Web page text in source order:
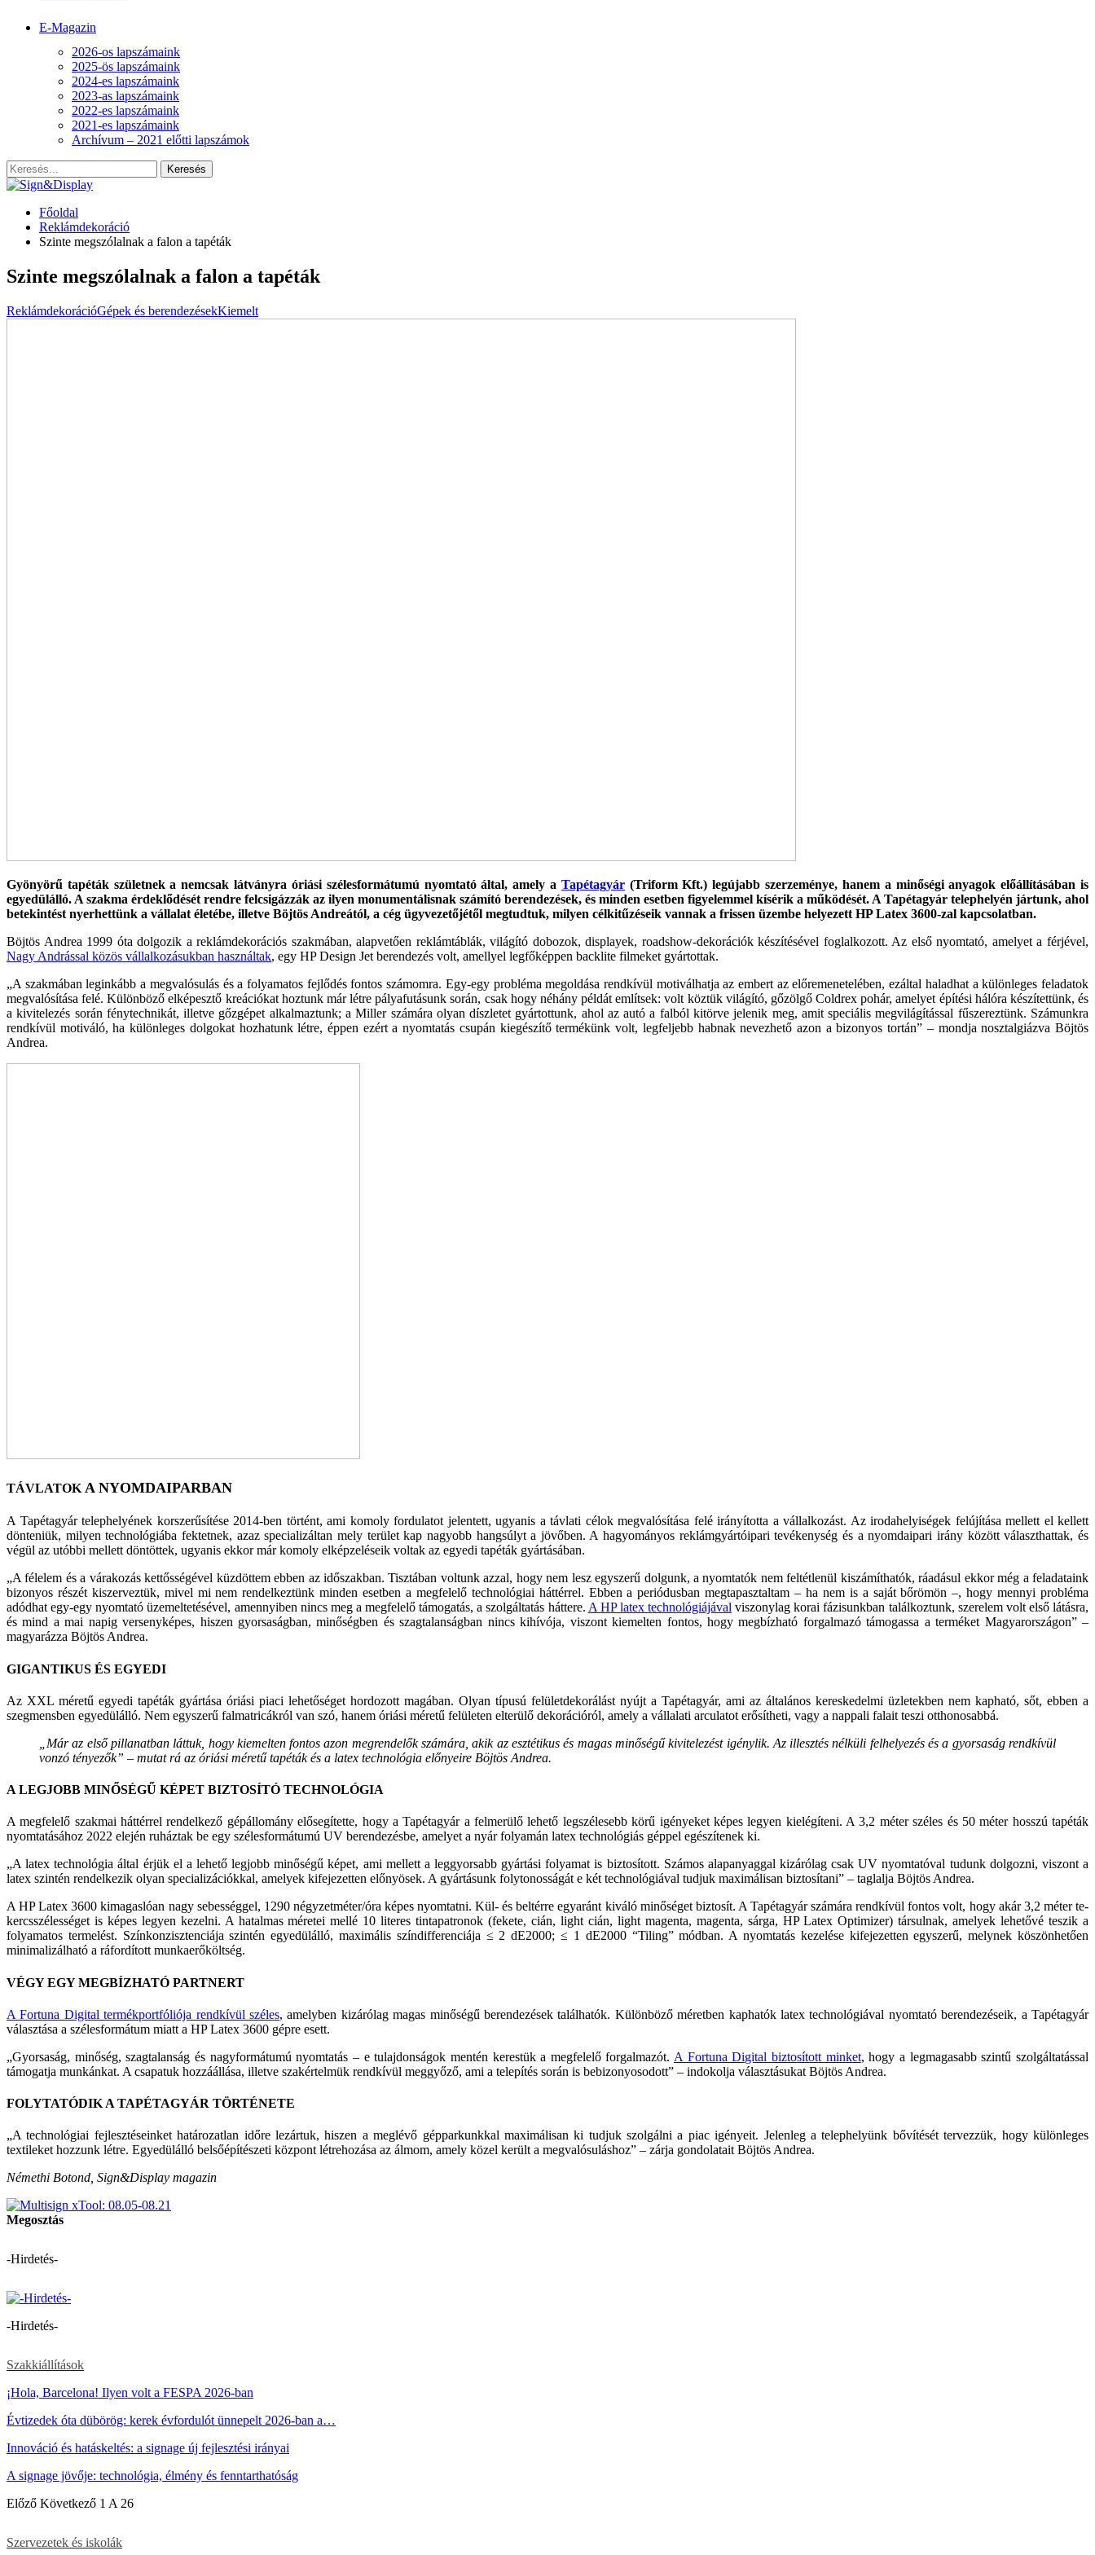
E-Magazin
2026-os lapszámaink
2025-ös lapszámaink
2024-es lapszámaink
2023-as lapszámaink
2022-es lapszámaink
2021-es lapszámaink
Archívum – 2021 előtti lapszámok
Főoldal
Reklámdekoráció
Szinte megszólalnak a falon a tapéták
Szinte megszólalnak a falon a tapéták
ReklámdekorációGépek és berendezésekKiemelt
Gyönyörű tapéták születnek a nemcsak látványra óriási szélesformátumú nyomtató által, amely a Tapétagyár(Triform Kft.) legújabb szerze­ménye, hanem a minőségi anyagok előállításában is
egyedülálló. A szakma érdeklődését rendre felcsigázzák az ilyen monumentálisnak számító berendezések, és minden esetben figyelemmel kísérik a működését. A Tapéta­gyár telephelyén jártunk, ahol
betekintést nyerhettünk a vállalat életébe, illetve Böjtös Andreától, a cég ügyve­zetőjétől megtudtuk, milyen célkitűzéseik vannak a frissen üzembe helyezett HP Latex 3600-zal kapcsolatban.
Böjtös Andrea 1999 óta dolgozik a reklámdekoráci­ós szakmában, alapvetően reklámtáblák, világító do­bozok, displayek, roadshow-dekorációk készítésével foglalkozott. Az első nyomtató, amelyet a férjével,
Nagy Andrással közös vállalkozásukban használtak, egy HP Design Jet berendezés volt, amellyel legfőkép­pen backlite filmeket gyártottak.
„A szakmában leginkább a megvalósulás és a folya­matos fejlődés fontos számomra. Egy-egy probléma megoldása rendkívül motiválhatja az embert az előre­menetelében, ezáltal haladhat a különleges feladatok
megvalósítása felé. Különböző elképesztő kreációkat hoztunk már létre pályafutásunk során, csak hogy néhány példát említsek: volt köztük világító, gőzölgő Coldrex pohár, amelyet építési hálóra készítettünk, és
a kivitelezés során fénytechnikát, illetve gőzgé­pet alkalmaztunk; a Miller számára olyan díszletet gyártottunk, ahol az autó a falból kitörve jelenik meg, amit speciális megvilágítással fűszereztünk. Számunkra
rendkívül motiváló, ha különleges dolgokat hozhatunk létre, éppen ezért a nyomtatás csupán kiegészítő ter­mékünk volt, legfeljebb habnak nevezhető azon a bi­zonyos tortán” – mondja nosztalgiázva Böjtös
Andrea.
TÁVLATOK A NYOMDAIPARBAN
A Tapétagyár telephelyének korszerűsítése 2014-ben történt, ami komoly fordulatot jelentett, ugyanis a táv­lati célok megvalósítása felé irányította a vállalkozást. Az irodahelyiségek felújítása mellett el kellett
dönte­niük, milyen technológiába fektetnek, azaz speciali­záltan mely terület kap nagyobb hangsúlyt a jövőben. A hagyományos reklámgyártóipari tevékenység és a nyomdaipari irány között választhattak, és
végül az utóbbi mellett döntöttek, ugyanis ekkor már komoly elképzeléseik voltak az egyedi tapéták gyártásában.
„A félelem és a várakozás kettősségével küzdöttem ebben az időszakban. Tisztában voltunk azzal, hogy nem lesz egyszerű dolgunk, a nyomtatók nem feltétle­nül kiszámíthatók, ráadásul ekkor még a feladataink
bizonyos részét kiszerveztük, mivel mi nem rendelkez­tünk minden esetben a megfelelő technológiai háttér­rel. Ebben a periódusban megtapasztaltam – ha nem is a saját bőrömön –, hogy mennyi probléma
adódhat egy-egy nyomtató üzemeltetésével, amennyiben nincs meg a megfelelő támogatás, a szolgáltatás háttere. A HP latex technológiájával viszonylag korai fázisunk­ban találkoztunk, szerelem volt első látásra,
és mind a mai napig versenyképes, hiszen gyorsaságban, mi­nőségben és szagtalanságban nincs kihívója, viszont kiemelten fontos, hogy megbízható forgalmazó tá­mogassa a terméket Magyarországon” –
magyarázza Böjtös Andrea.
GIGANTIKUS ÉS EGYEDI
Az XXL méretű egyedi tapéták gyártása óriási piaci lehetőséget hordozott magában. Olyan típusú felü­letdekorálást nyújt a Tapétagyár, ami az általános kereskedelmi üzletekben nem kapható, sőt, ebben a
szegmensben egyedülálló. Nem egyszerű falmatricák­ról van szó, hanem óriási méretű felületen elterülő de­korációról, amely a vállalati arculatot erősítheti, vagy a nappali falait teszi otthonosabbá.
„Már az első pillanatban láttuk, hogy kiemelten fontos azon megrendelők számára, akik az esztétikus és magas minőségű kivitelezést igénylik. Az illesztés nélküli felhelyezés és a gyorsaság rendkívül
vonzó tényezők” – mutat rá az óriási méretű tapéták és a latex technológia előnyeire Böjtös Andrea.
A LEGJOBB MINŐSÉGŰ KÉPET BIZTOSÍTÓ TECHNOLÓGIA
A megfelelő szakmai háttérrel rendelkező gépállomány elősegítette, hogy a Tapétagyár a felmerülő lehető legszélesebb körű igényeket képes legyen kielégíteni. A 3,2 méter széles és 50 méter hosszú tapéták
nyomta­tásához 2022 elején ruháztak be egy szélesformátumú UV berendezésbe, amelyet a nyár folyamán latex tech­nológiás géppel egészítenek ki.
„A latex technológia által érjük el a lehető legjobb mi­nőségű képet, ami mellett a leggyorsabb gyártási fo­lyamat is biztosított. Számos alapanyaggal kizárólag csak UV nyomtatóval tudunk dolgozni, viszont a
latex szintén rendelkezik olyan specializációkkal, amelyek kifejezetten előnyösek. A gyártásunk folytonosságát e két technológiával tudjuk maximálisan biztosítani” – taglalja Böjtös Andrea.
A HP Latex 3600 kimagaslóan nagy sebességgel, 1290 négyzetméter/óra képes nyomtatni. Kül- és beltérre egyaránt kiváló minőséget biztosít. A Tapétagyár szá­mára rendkívül fontos volt, hogy akár 3,2 méter te­
kercsszélességet is képes legyen kezelni. A hatalmas méretei mellé 10 literes tintapatronok (fekete, cián, light cián, light magenta, magenta, sárga, HP Latex Op­timizer) társulnak, amelyek lehetővé teszik a
folyama­tos termelést. Színkonzisztenciája szintén egyedülálló, maximális színdifferenciája ≤ 2 dE2000; ≤ 1 dE2000 “Tiling” módban. A nyomtatás kezelése kifejezetten egyszerű, melynek köszönhetően
minimalizálható a ráfordított munkaerőköltség.
VÉGY EGY MEGBÍZHATÓ PARTNERT
A Fortuna Digital termékportfóliója rendkívül széles, amelyben kizárólag magas minőségű berendezé­sek találhatók. Különböző méretben kaphatók latex technológiával nyomtató berendezéseik, a Tapéta­gyár
választása a szélesformátum miatt a HP Latex 3600 gépre esett.
„Gyorsaság, minőség, szagtalanság és nagyformátu­mú nyomtatás – e tulajdonságok mentén kerestük a megfelelő forgalmazót. A Fortuna Digital biztosított minket, hogy a legmagasabb szintű szolgáltatással
támogatja munkánkat. A csapatuk hozzáállása, illet­ve szakértelmük rendkívül meggyőző, ami a telepí­tés során is bebizonyosodott” – indokolja választá­sukat Böjtös Andrea.
FOLYTATÓDIK A TAPÉTAGYÁR TÖRTÉNETE
„A technológiai fejlesztéseinket határozatlan időre le­zártuk, hiszen a meglévő gépparkunkkal maximálisan ki tudjuk szolgálni a piac igényeit. Jelenleg a telephe­lyünk bővítését tervezzük, hogy különleges
textileket hozzunk létre. Egyedülálló belsőépítészeti központ lét­rehozása az álmom, amely közel került a megvalósu­láshoz” – zárja gondolatait Böjtös Andrea.
Némethi Botond, Sign&Display magazin
Megosztás
-Hirdetés-
-Hirdetés-
Szakkiállítások
¡Hola, Barcelona! Ilyen volt a FESPA 2026-ban
Évtizedek óta dübörög: kerek évfordulót ünnepelt 2026-ban a…
Innováció és hatáskeltés: a signage új fejlesztési irányai
A signage jövője: technológia, élmény és fenntarthatóság
Előző Következő 1 A 26
Szervezetek és iskolák